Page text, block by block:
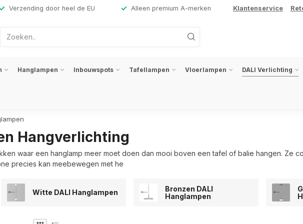
Verzending door heel de EU Alleen premium A-merken Klantenservice
Hanglampen Inbouwspots Tafellampen Vloerlampen DALI Verlichting
Hangverlichting
waar een hanglamp meer moet doen dan mooi boven een tafel of balie hangen. Ze
precies kan meebewegen met he
Witte DALI Hanglampen
Bronzen DALI
Hanglampen